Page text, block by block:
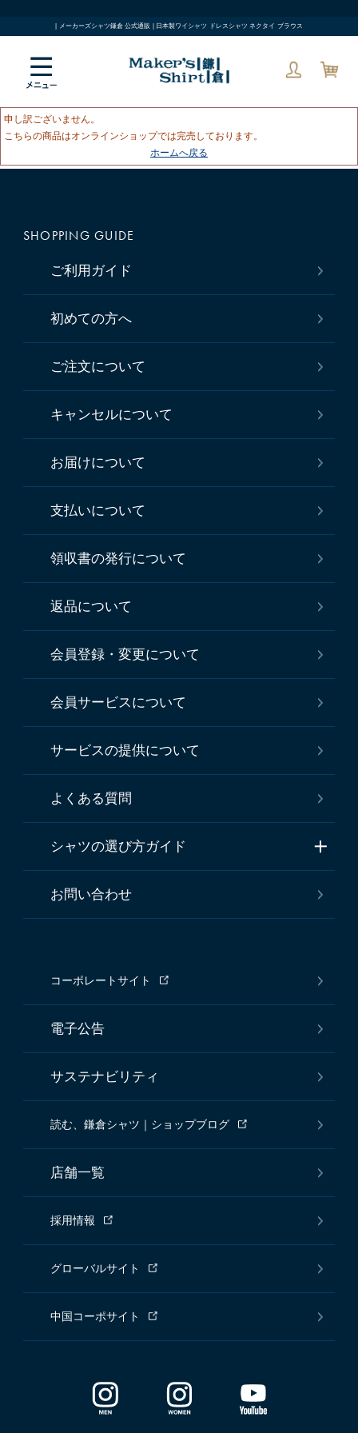
| メーカーズシャツ鎌倉 公式通販 | 日本製ワイシャツ ドレスシャツ ネクタイ ブラウス
申し訳ございません。
こちらの商品はオンラインショップでは完売しております。
ホームへ戻る
SHOPPING GUIDE
ご利用ガイド
初めての方へ
ご注文について
キャンセルについて
お届けについて
支払いについて
領収書の発行について
返品について
会員登録・変更について
会員サービスについて
サービスの提供について
よくある質問
シャツの選び方ガイド
お問い合わせ
コーポレートサイト
電子公告
サステナビリティ
読む、鎌倉シャツ｜ショップブログ
店舗一覧
採用情報
グローバルサイト
中国コーポサイト